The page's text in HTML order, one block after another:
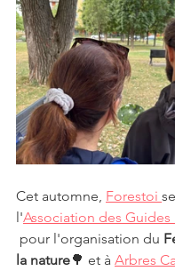
Cet automne, Forestoi
l'Association des Guides
pour l'organisation du
la nature🌳 et à Arbres